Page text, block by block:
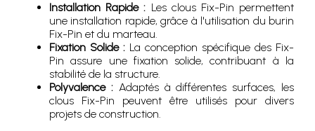
Installation Rapide : Les clous Fix-Pin permettent
une installation rapide, grâce à l'utilisation du burin
Fix-Pin et du marteau.
Fixation Solide : La conception spécifique des Fix-
Pin assure une fixation solide, contribuant à la
stabilité de la structure.
Polyvalence :Adaptés à différentes surfaces, les
clous Fix-Pin peuvent être utilisés pour divers
projets de construction.